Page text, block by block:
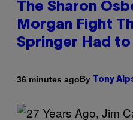
The Sharon
Morgan Fight
Springer Had to
36 minutes agoBy Tony